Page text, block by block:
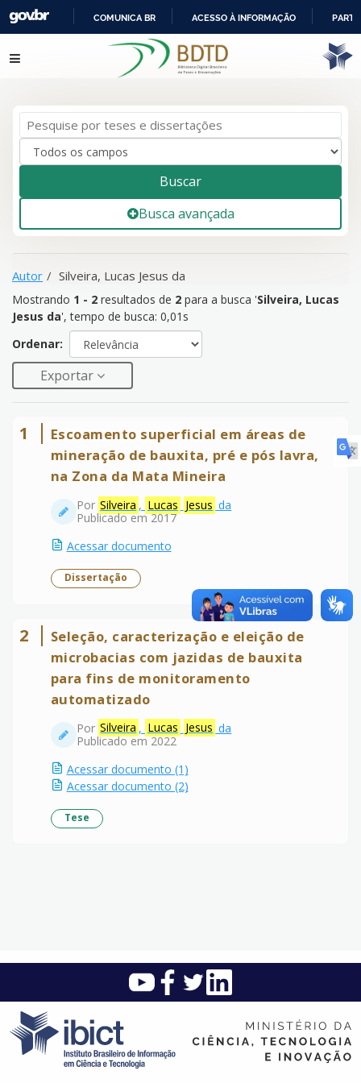
IR
PARA
COMUNICA BR ACESSO À INFORMAÇÃO
resultados de 2para a busca '
Silveira, Lucas
Jesus da
Pular para o conteúdo
Buscar
Busca avançada
Autor Silveira, Lucas Jesus da
Mostrando 1 - 2 resultados de 2 para a busca 'Silveira, Lucas
Jesus da', tempo de busca: 0,01s
Ordenar:
Exportar
1
Escoamento superficial em áreas de
mineração de bauxita, pré e pós lavra,
na Zona da Mata Mineira
Por Silveira , Lucas Jesus da
Publicado em 2017
Acessar documento
Dissertação
2
Seleção, caracterização e eleição de
microbacias com jazidas de bauxita
para fins de monitoramento
automatizado
Por Silveira , Lucas Jesus da
Publicado em 2022
Acessar documento (1)
Acessar documento (2)
Tese